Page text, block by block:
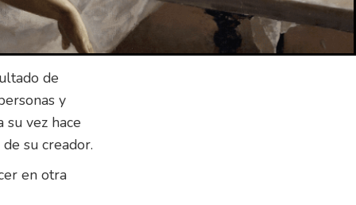
de
y
su vez hace
su creador.
en otra